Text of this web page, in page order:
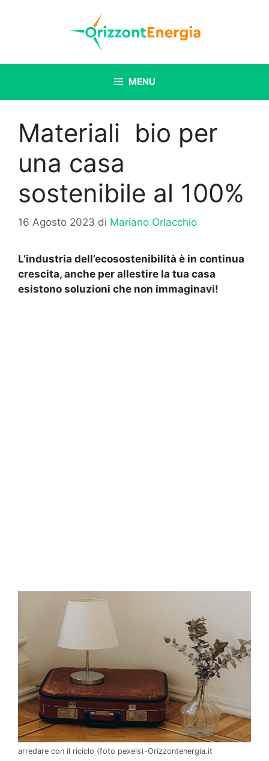
MENU
Materiali bio per
una casa
sostenibile al 100%
16 Agosto 2023 di Mariano Orlacchio
L’industria dell’ecosostenibilità è in continua
crescita, anche per allestire la tua casa
esistono soluzioni che non immaginavi!
arredare con il riciclo (foto pexels)-Orizzontenergia.it